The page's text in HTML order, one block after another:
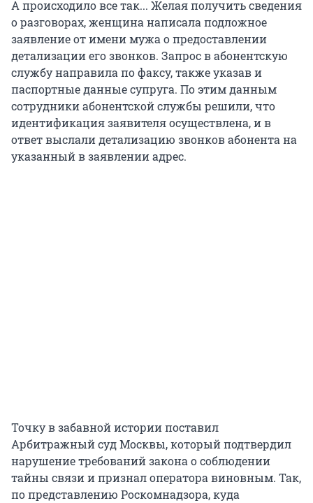
А происходило все так... Желая получить сведения
о разговорах, женщина написала подложное
заявление от имени мужа о предоставлении
детализации его звонков. Запрос в абонентскую
службу направила по факсу, также указав и
паспортные данные супруга. По этим данным
сотрудники абонентской службы решили, что
идентификация заявителя осуществлена, и в
ответ выслали детализацию звонков абонента на
указанный в заявлении адрес.
Точку в забавной истории поставил
Арбитражный суд Москвы, который подтвердил
нарушение требований закона о соблюдении
тайны связи и признал оператора виновным. Так,
по представлению Роскомнадзора, куда